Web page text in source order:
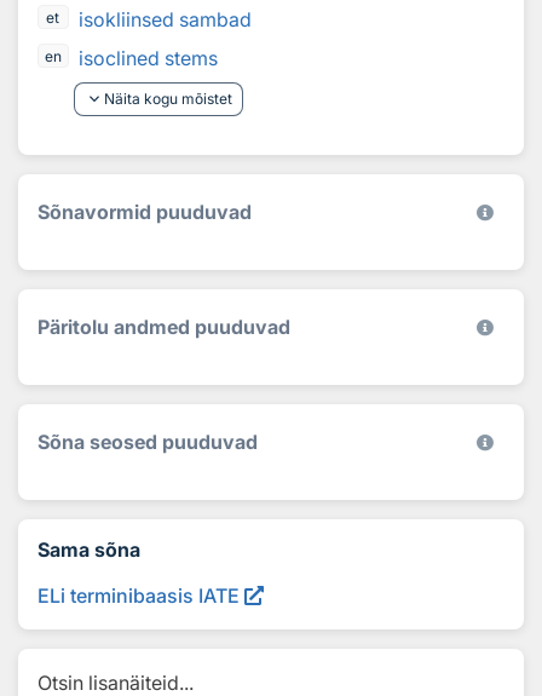
et isokliinsed sambad
en
isoclined stems
keyboard_arrow_down Näita kogu mõistet
Sõnavormid puuduvad
Päritolu andmed puuduvad
Sõna seosed puuduvad
Sama sõna
ELi terminibaasis IATE
Otsin lisanäiteid...